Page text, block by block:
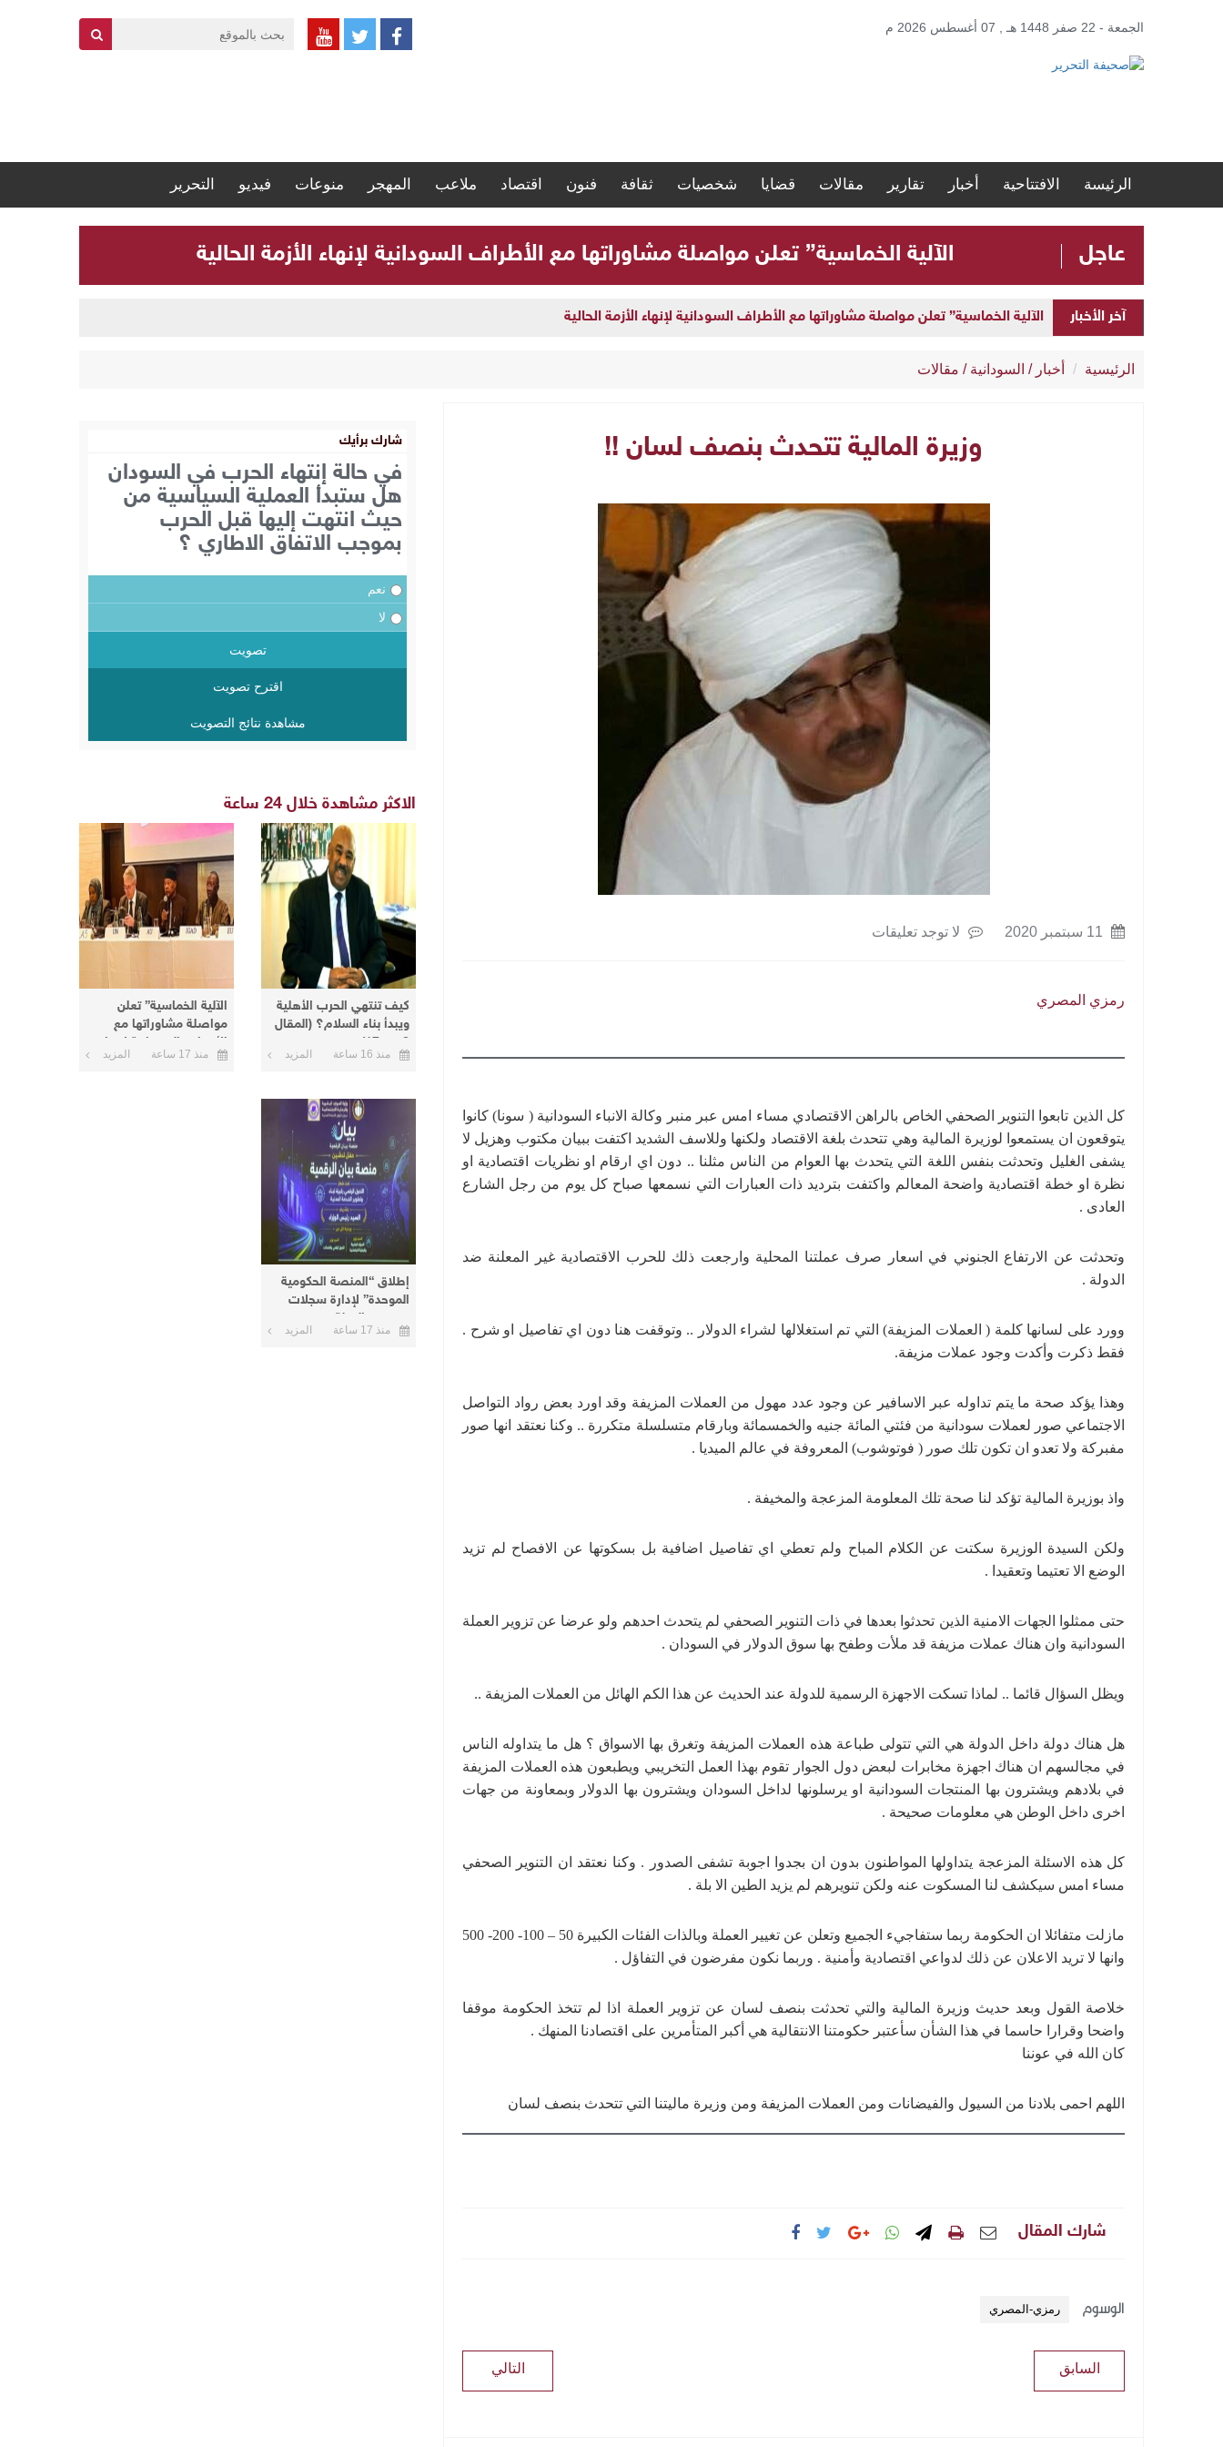
الجمعة - 22 صفر 1448 هـ , 07 أغسطس 2026 م
الرئيسة الافتتاحية أخبار تقارير مقالات قضايا شخصيات ثقافة فنون اقتصاد ملاعب المهجر منوعات فيديو التحرير
عاجل الآلية الخماسية” تعلن مواصلة مشاوراتها مع الأطراف السودانية لإنهاء الأزمة الحالية
آخر الأخبار
الآلية الخماسية” تعلن مواصلة مشاوراتها مع الأطراف السودانية لإنهاء الأزمة الحالية
إطلاق “المنصة الحكومية الموحدة” لإدارة سجلات موظفي الدولة
الرئيسية أخبار / السودانية / مقالات
وزيرة المالية تتحدث بنصف لسان !!
لا توجد تعليقات
رمزي المصري
كل الذين تابعوا التنوير الصحفي الخاص بالراهن الاقتصادي مساء امس عبر منبر وكالة الانباء السودانية ( سونا) كانوا
يتوقعون ان يستمعوا لوزيرة المالية وهي تتحدث بلغة الاقتصاد ولكنها وللاسف الشديد اكتفت ببيان مكتوب وهزيل لا
يشفى الغليل وتحدثت بنفس اللغة التي يتحدث بها العوام من الناس مثلنا .. دون اي ارقام او نظريات اقتصادية او
نظرة او خطة اقتصادية واضحة المعالم واكتفت بترديد ذات العبارات التي نسمعها صباح كل يوم من رجل الشارع
العادى .
وتحدثت عن الارتفاع الجنوني في اسعار صرف عملتنا المحلية وارجعت ذلك للحرب الاقتصادية غير المعلنة ضد
الدولة .
وورد على لسانها كلمة ( العملات المزيفة) التي تم استغلالها لشراء الدولار .. وتوقفت هنا دون اي تفاصيل او شرح .
فقط ذكرت وأكدت وجود عملات مزيفة.
وهذا يؤكد صحة ما يتم تداوله عبر الاسافير عن وجود عدد مهول من العملات المزيفة وقد اورد بعض رواد التواصل
الاجتماعي صور لعملات سودانية من فئتي المائة جنيه والخمسمائة وبارقام متسلسلة متكررة .. وكنا نعتقد انها صور
مفبركة ولا تعدو ان تكون تلك صور ( فوتوشوب) المعروفة في عالم الميديا .
واذ بوزيرة المالية تؤكد لنا صحة تلك المعلومة المزعجة والمخيفة .
ولكن السيدة الوزيرة سكتت عن الكلام المباح ولم تعطي اي تفاصيل اضافية بل بسكوتها عن الافصاح لم تزيد
الوضع الا تعتيما وتعقيدا .
حتى ممثلوا الجهات الامنية الذين تحدثوا بعدها في ذات التنوير الصحفي لم يتحدث احدهم ولو عرضا عن تزوير العملة
السودانية وان هناك عملات مزيفة قد ملأت وطفح بها سوق الدولار في السودان .
ويظل السؤال قائما .. لماذا تسكت الاجهزة الرسمية للدولة عند الحديث عن هذا الكم الهائل من العملات المزيفة ..
هل هناك دولة داخل الدولة هي التي تتولى طباعة هذه العملات المزيفة وتغرق بها الاسواق ؟ هل ما يتداوله الناس
في مجالسهم ان هناك اجهزة مخابرات لبعض دول الجوار تقوم بهذا العمل التخريبي ويطبعون هذه العملات المزيفة
في بلادهم ويشترون بها المنتجات السودانية او يرسلونها لداخل السودان ويشترون بها الدولار وبمعاونة من جهات
اخرى داخل الوطن هي معلومات صحيحة .
كل هذه الاسئلة المزعجة يتداولها المواطنون بدون ان بجدوا اجوبة تشفى الصدور . وكنا نعتقد ان التنوير الصحفي
مساء امس سيكشف لنا المسكوت عنه ولكن تنويرهم لم يزيد الطين الا بلة .
مازلت متفائلا ان الحكومة ربما ستفاجيء الجميع وتعلن عن تغيير العملة وبالذات الفئات الكبيرة 50 – 100- 200- 500
وانها لا تريد الاعلان عن ذلك لدواعي اقتصادية وأمنية . وربما نكون مفرضون في التفاؤل .
خلاصة القول وبعد حديث وزيرة المالية والتي تحدثت بنصف لسان عن تزوير العملة اذا لم تتخذ الحكومة موقفا
واضحا وقرارا حاسما في هذا الشأن سأعتبر حكومتنا الانتقالية هي أكبر المتأمرين على اقتصادنا المنهك .
كان الله في عوننا
اللهم احمى بلادنا من السيول والفيضانات ومن العملات المزيفة ومن وزيرة ماليتنا التي تتحدث بنصف لسان
شارك المقال
الوسوم رمزي-المصري
التالي السابق
شارك برأيك
في حالة إنتهاء الحرب في السودان
هل ستبدأ العملية السياسية من
حيث انتهت إليها قبل الحرب
بموجب الاتفاق الاطاري ؟
نعم
لا
تصويت
اقترح تصويت
مشاهدة نتائج التصويت
الاكثر مشاهدة خلال 24 ساعة
كيف تنتهي الحرب الأهلية
ويبدأ بناء السلام؟ (المقال
8 من 17)
منذ 16 ساعة المزيد
الآلية الخماسية” تعلن
مواصلة مشاوراتها مع
الأطراف السودانية لإنهاء
الأزمة الحالية
منذ 17 ساعة المزيد
إطلاق “المنصة الحكومية
الموحدة” لإدارة سجلات
موظفي الدولة
منذ 17 ساعة المزيد